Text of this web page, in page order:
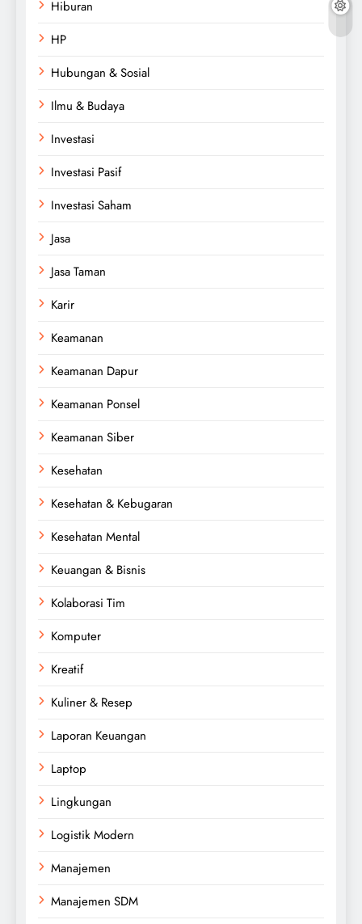
Hiburan
HP
Hubungan & Sosial
Ilmu & Budaya
Investasi
Investasi Pasif
Investasi Saham
Jasa
Jasa Taman
Karir
Keamanan
Keamanan Dapur
Keamanan Ponsel
Keamanan Siber
Kesehatan
Kesehatan & Kebugaran
Kesehatan Mental
Keuangan & Bisnis
Kolaborasi Tim
Komputer
Kreatif
Kuliner & Resep
Laporan Keuangan
Laptop
Lingkungan
Logistik Modern
Manajemen
Manajemen SDM